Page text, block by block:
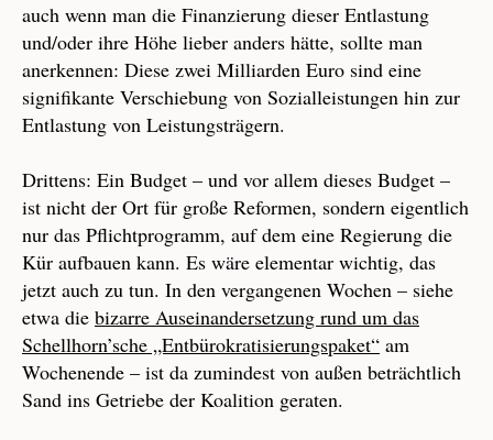
auch wenn man die Finanzierung dieser Entlastung
und/oder ihre Höhe lieber anders hätte, sollte man
anerkennen: Diese zwei Milliarden Euro sind eine
signifikante Verschiebung von Sozialleistungen hin zur
Entlastung von Leistungsträgern.
Drittens: Ein Budget – und vor allem dieses Budget –
ist nicht der Ort für große Reformen, sondern eigentlich
nur das Pflichtprogramm, auf dem eine Regierung die
Kür aufbauen kann. Es wäre elementar wichtig, das
jetzt auch zu tun. In den vergangenen Wochen – siehe
etwa die bizarre Auseinandersetzung rund um das
Schellhorn’sche „Entbürokratisierungspaket“ am
Wochenende – ist da zumindest von außen beträchtlich
Sand ins Getriebe der Koalition geraten.